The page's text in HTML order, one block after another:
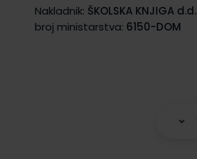
Nakladnik: ŠKOLSKA KNJIGA d.d.
broj ministarstva: 6150-DOM